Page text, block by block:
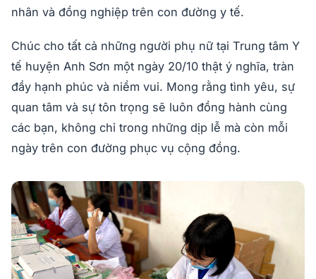
nhân và đồng nghiệp trên con đường y tế.
Chúc cho tất cả những người phụ nữ tại Trung tâm Y
tế huyện Anh Sơn một ngày 20/10 thật ý nghĩa, tràn
đầy hạnh phúc và niềm vui. Mong rằng tình yêu, sự
quan tâm và sự tôn trọng sẽ luôn đồng hành cùng
các bạn, không chỉ trong những dịp lễ mà còn mỗi
ngày trên con đường phục vụ cộng đồng.